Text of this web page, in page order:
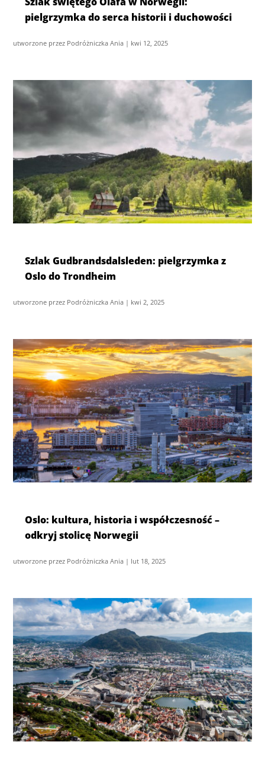
pielgrzymka do serca historii i duchowości
utworzone przez Podróżniczka Ania | kwi 12, 2025
Szlak Gudbrandsdalsleden: pielgrzymka z
Oslo do Trondheim
utworzone przez Podróżniczka Ania | kwi 2, 2025
Oslo: kultura, historia i współczesność –
odkryj stolicę Norwegii
utworzone przez Podróżniczka Ania | lut 18, 2025